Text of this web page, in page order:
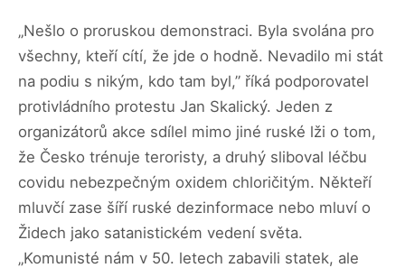
„Nešlo o proruskou demonstraci. Byla svolána pro
všechny, kteří cítí, že jde o hodně. Nevadilo mi stát
na podiu s nikým, kdo tam byl,” říká podporovatel
protivládního protestu Jan Skalický. Jeden z
organizátorů akce sdílel mimo jiné ruské lži o tom,
že Česko trénuje teroristy, a druhý sliboval léčbu
covidu nebezpečným oxidem chloričitým. Někteří
mluvčí zase šíří ruské dezinformace nebo mluví o
Židech jako satanistickém vedení světa.
„Komunisté nám v 50. letech zabavili statek, ale